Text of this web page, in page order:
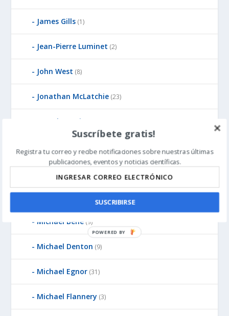
James Gills (1)
Jean-Pierre Luminet (2)
John West (8)
Jonathan McLatchie (23)
Jonathan Witt
(1)
Michael Behe (9)
Michael Denton (9)
Michael Egnor (31)
Michael Flannery (3)
Suscríbete gratis!
Registra tu correo y recibe notificaciones sobre nuestras últimas
publicaciones, eventos y noticias científicas.
SUSCRIBIRSE
POWERED BY